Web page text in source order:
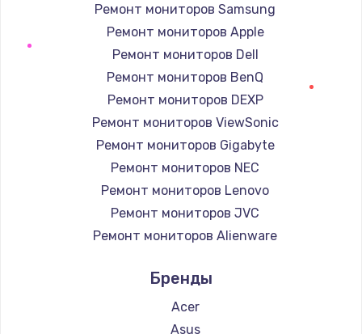
Ремонт мониторов Samsung
Ремонт мониторов Apple
Ремонт мониторов Dell
Ремонт мониторов BenQ
Ремонт мониторов DEXP
Ремонт мониторов ViewSonic
Ремонт мониторов Gigabyte
Ремонт мониторов NEC
Ремонт мониторов Lenovo
Ремонт мониторов JVC
Ремонт мониторов Alienware
Ремонт мониторов Thunderobot
Ремонт мониторов Hisense
Ремонт мониторов АОС
Бренды
Acer
Asus